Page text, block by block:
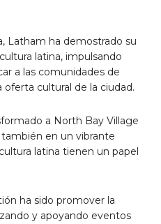
Latham ha demostrado su
latina, impulsando
a las comunidades de
oferta cultural de la ciudad.
a North Bay Village
en un vibrante
latina tienen un papel
ha sido promover la
y apoyando eventos